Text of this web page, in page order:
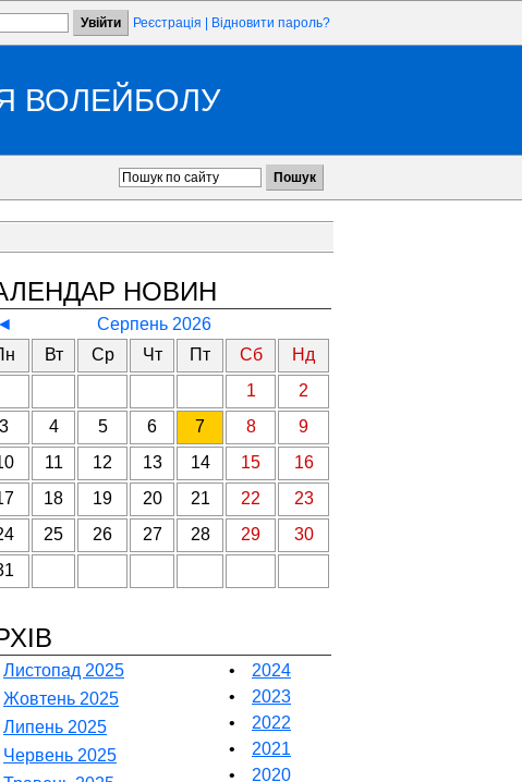
Реєстрація Відновити пароль?
ВОЛЕЙБОЛУ
НОВИН
◄
Серпень 2026
Вт Ср Чт Пт Сб
Нд
1
2
3
4 5 6 7 8
9
11 12 13 14 15
16
18 19 20 21 22
23
25 26 27 28 29
30
Листопад 2025
Жовтень 2025
Липень 2025
Червень 2025
•
2024
•
2023
•
2022
•
2021
•
2020